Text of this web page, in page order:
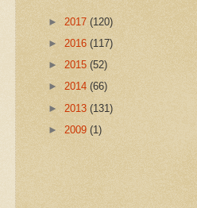
► 2017 (120)
► 2016 (117)
► 2015 (52)
► 2014 (66)
► 2013 (131)
► 2009 (1)